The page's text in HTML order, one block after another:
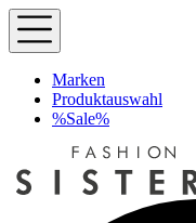
Marken
Produktauswahl
%Sale%